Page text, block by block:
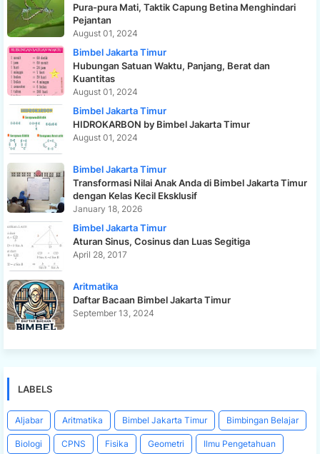
Pura-pura Mati, Taktik Capung Betina Menghindari
Pejantan
August 01, 2024
Bimbel Jakarta Timur
Hubungan Satuan Waktu, Panjang, Berat dan
Kuantitas
August 01, 2024
Bimbel Jakarta Timur
HIDROKARBON by Bimbel Jakarta Timur
August 01, 2024
Bimbel Jakarta Timur
Transformasi Nilai Anak Anda di Bimbel Jakarta Timur
dengan Kelas Kecil Eksklusif
January 18, 2026
Bimbel Jakarta Timur
Aturan Sinus, Cosinus dan Luas Segitiga
April 28, 2017
Aritmatika
Daftar Bacaan Bimbel Jakarta Timur
September 13, 2024
LABELS
Aljabar Aritmatika Bimbel Jakarta Timur Bimbingan Belajar
Biologi CPNS Fisika Geometri Ilmu Pengetahuan